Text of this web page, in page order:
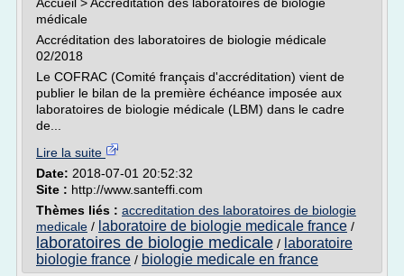
médicale
Accréditation des laboratoires de biologie médicale
02/2018
Le COFRAC (Comité français d'accréditation) vient de
publier le bilan de la première échéance imposée aux
laboratoires de biologie médicale (LBM) dans le cadre
de...
Lire la suite
Date: 2018-07-01 20:52:32
Site : http://www.santeffi.com
Thèmes liés : accreditation des laboratoires de biologie
medicale / laboratoire de biologie medicale france /
laboratoires de biologie medicale / laboratoire
biologie france / biologie medicale en france